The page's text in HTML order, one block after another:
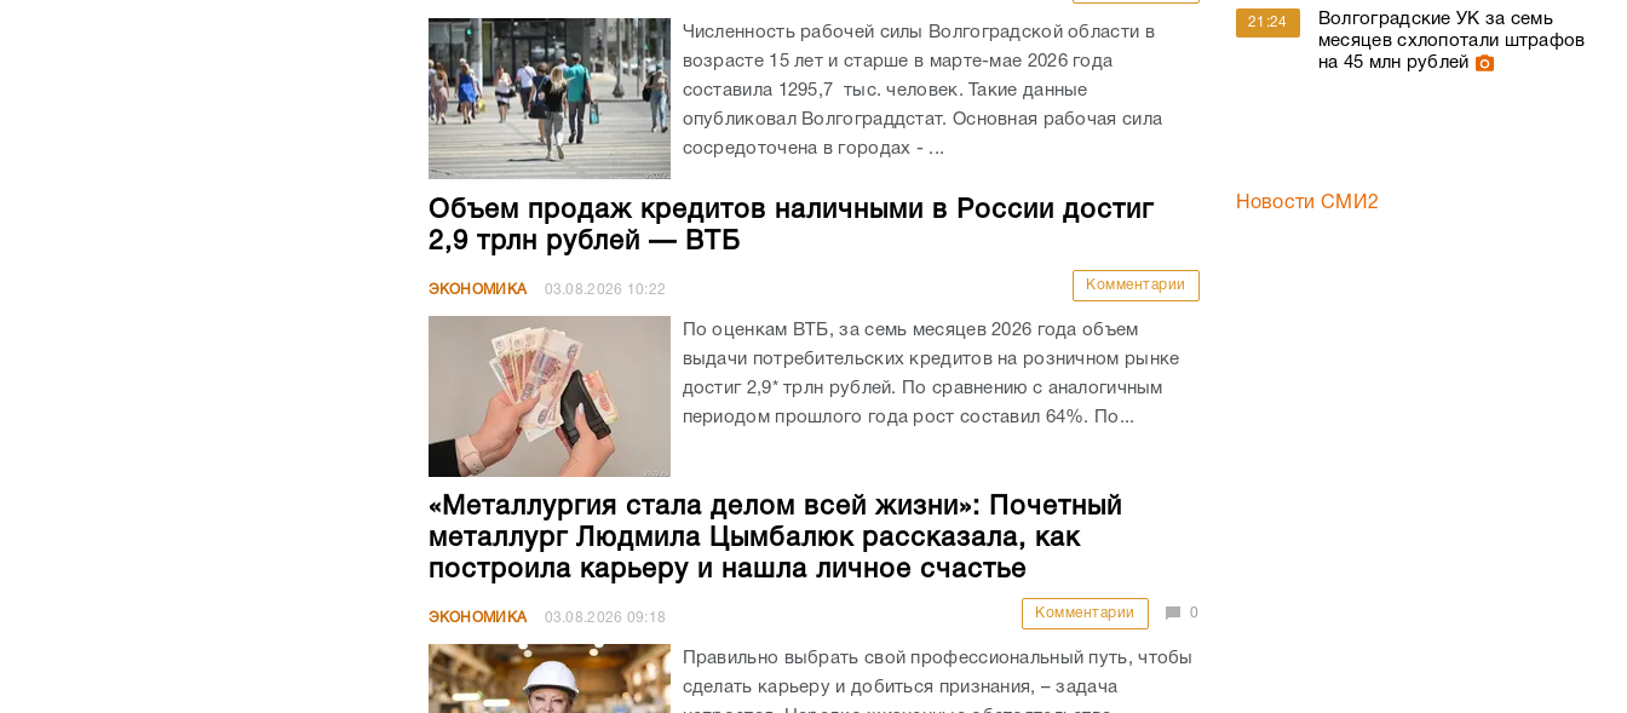
Численность рабочей силы Волгоградской области в
возрасте 15 лет и старше в марте-мае 2026 года
составила 1295,7 тыс. человек. Такие данные
опубликовал Волгограддстат. Основная рабочая сила
сосредоточена в городах - ...
Объем продаж кредитов наличными в России достиг
2,9 трлн рублей — ВТБ
ЭКОНОМИКА 03.08.2026 10:22 Комментарии
По оценкам ВТБ, за семь месяцев 2026 года объем
выдачи потребительских кредитов на розничном рынке
достиг 2,9* трлн рублей. По сравнению с аналогичным
периодом прошлого года рост составил 64%. По...
«Металлургия стала делом всей жизни»: Почетный
металлург Людмила Цымбалюк рассказала, как
построила карьеру и нашла личное счастье
ЭКОНОМИКА 03.08.2026 09:18 Комментарии 0
Правильно выбрать свой профессиональный путь, чтобы
сделать карьеру и добиться признания, – задача
21:24
Волгоградские УК за семь
месяцев схлопотали штрафов
на 45 млн рублей
Новости СМИ2